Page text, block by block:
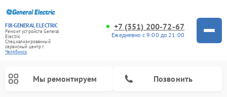
FIX-GENERAL ELECTRIC
Ремонт устройств General
Electric
Специализированный
cервисный центр г.
Челябинск
+7 (351) 200-72-67
Ежедневно с 9:00 до 21:00
Мы ремонтируем Позвонить